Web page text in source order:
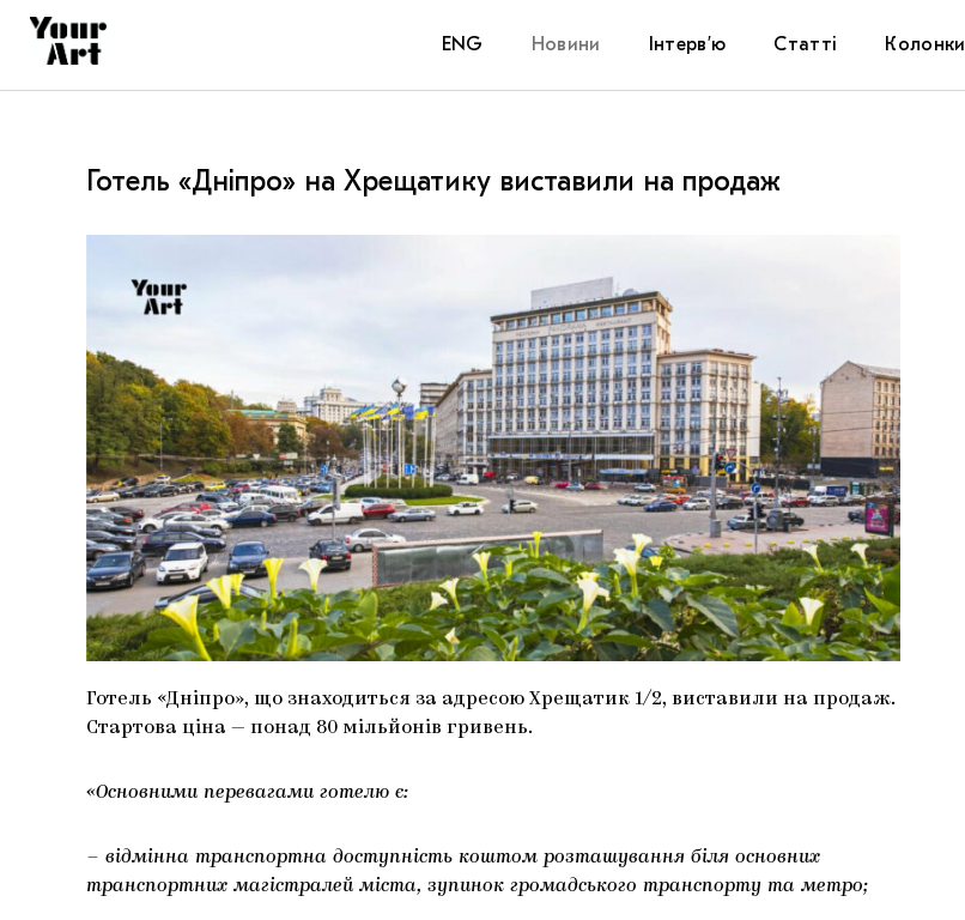
ENG Новини Інтерв’ю Статті Колонки
Готель «Дніпро» на Хрещатику виставили на продаж
Готель «Дніпро», що знаходиться за адресою Хрещатик 1/2, виставили на продаж.
Стартова ціна — понад 80 мільйонів гривень.
«Основними перевагами готелю є:
– відмінна транспортна доступність коштом розташування біля основних
транспортних магістралей міста, зупинок громадського транспорту та метро;